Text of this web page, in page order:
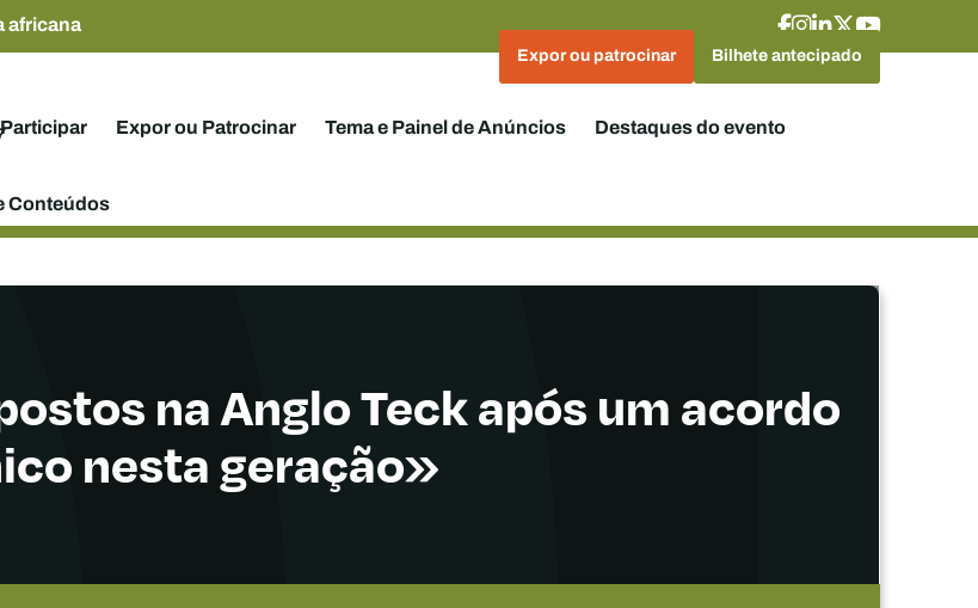
africana
Expor ou patrocinar Bilhete antecipado
Participar Expor ou Patrocinar Tema e Painel de Anúncios Destaques do evento
Conteúdos
na Anglo Teck após um acordo
nesta geração»